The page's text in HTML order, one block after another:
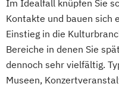
Im Idealfall knüpfen Sie
Kontakte und bauen sich
Einstieg in die
Bereiche in denen Sie
dennoch sehr vielfältig.
Museen,